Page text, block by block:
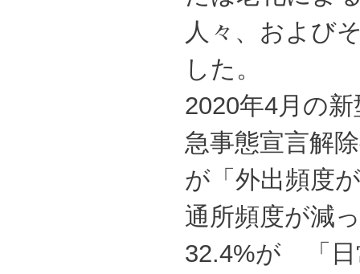
人々、および
した。
2020年4月の
急事態宣言解
が「外出頻度
通所頻度が減
32.4%が 「日